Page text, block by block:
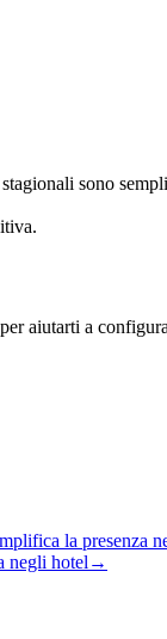
sono
aiutarti a
la presenza
negli hotel →